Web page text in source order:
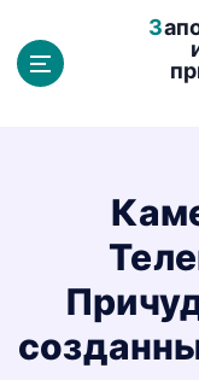
Заповедники, парки и